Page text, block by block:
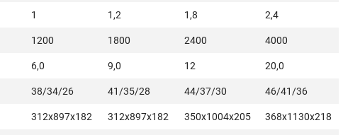
1 1,2 1,8 2,4
1200 1800 2400 4000
6,0 9,0 12 20,0
38/34/26 41/35/28 44/37/30 46/41/36
312x897x182 312x897x182 350x1004x205 368x1130x218